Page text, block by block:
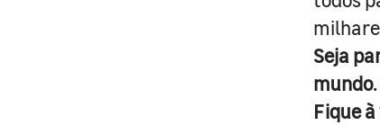
Seja
Fique